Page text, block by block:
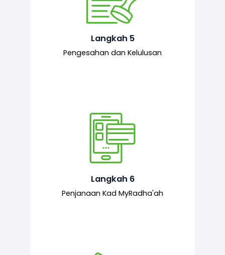
Langkah 5
Pengesahan dan Kelulusan
Pegawai pelulus menilai permohonan
dan memberi pengesahan serta
kelulusan akhir sekiranya semuanya
mematuhi syarat ditetapkan.
Langkah 6
Penjanaan Kad MyRadha'ah
Setelah permohonan diluluskan, kad
MyRadha’ah akan dijana.